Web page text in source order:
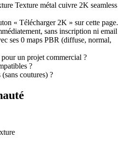
Texture métal cuivre 2K seamless
« Télécharger 2K » sur cette page.
sans inscription ni email
ses 0 maps PBR (diffuse, normal,
un projet commercial ?
?
coutures) ?